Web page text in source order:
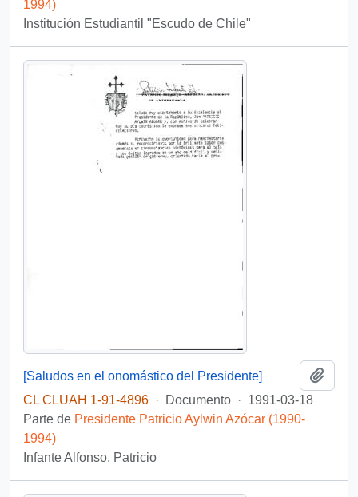
1994)
Institución Estudiantil "Escudo de Chile"
[Saludos en el onomástico del Presidente]
CL CLUAH 1-91-4896 · Documento · 1991-03-18
Parte de Presidente Patricio Aylwin Azócar (1990-
1994)
Infante Alfonso, Patricio